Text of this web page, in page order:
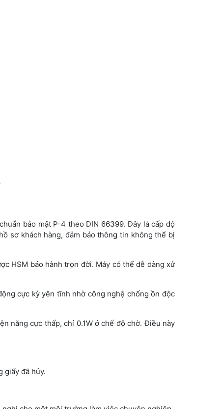
bảo mật P-4 theo DIN 66399. Đây là cấp độ
sơ khách hàng, đảm bảo thông tin không thể bị
HSM bảo hành trọn đời. Máy có thể dễ dàng xử
cực kỳ yên tĩnh nhờ công nghệ chống ồn độc
năng cực thấp, chỉ 0.1W ở chế độ chờ. Điều này
giấy đã hủy.